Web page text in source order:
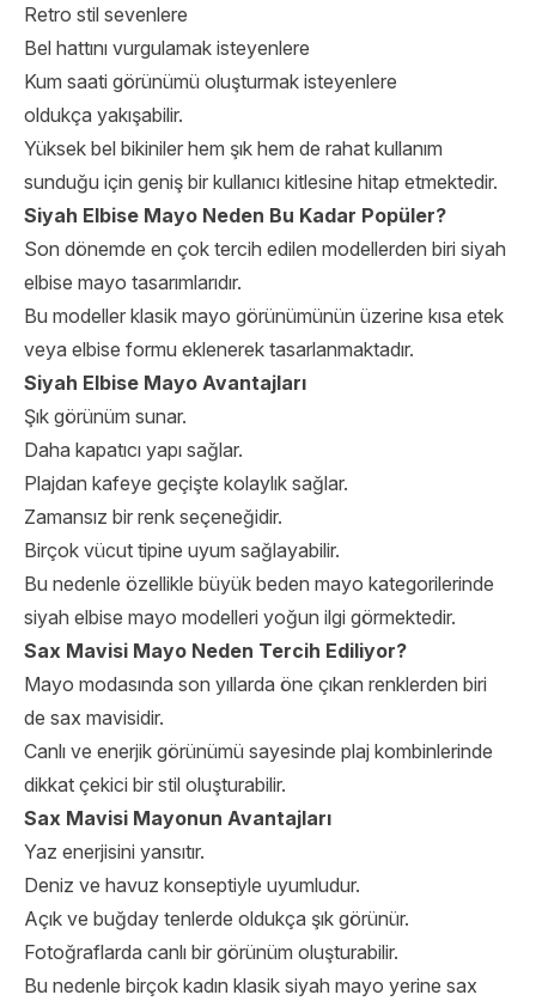
Retro stil sevenlere
Bel hattını vurgulamak isteyenlere
Kum saati görünümü oluşturmak isteyenlere
oldukça yakışabilir.
Yüksek bel bikiniler hem şık hem de rahat kullanım
sunduğu için geniş bir kullanıcı kitlesine hitap etmektedir.
Siyah Elbise Mayo Neden Bu Kadar Popüler?
Son dönemde en çok tercih edilen modellerden biri siyah
elbise mayo tasarımlarıdır.
Bu modeller klasik mayo görünümünün üzerine kısa etek
veya elbise formu eklenerek tasarlanmaktadır.
Siyah Elbise Mayo Avantajları
Şık görünüm sunar.
Daha kapatıcı yapı sağlar.
Plajdan kafeye geçişte kolaylık sağlar.
Zamansız bir renk seçeneğidir.
Birçok vücut tipine uyum sağlayabilir.
Bu nedenle özellikle büyük beden mayo kategorilerinde
siyah elbise mayo modelleri yoğun ilgi görmektedir.
Sax Mavisi Mayo Neden Tercih Ediliyor?
Mayo modasında son yıllarda öne çıkan renklerden biri
de sax mavisidir.
Canlı ve enerjik görünümü sayesinde plaj kombinlerinde
dikkat çekici bir stil oluşturabilir.
Sax Mavisi Mayonun Avantajları
Yaz enerjisini yansıtır.
Deniz ve havuz konseptiyle uyumludur.
Açık ve buğday tenlerde oldukça şık görünür.
Fotoğraflarda canlı bir görünüm oluşturabilir.
Bu nedenle birçok kadın klasik siyah mayo yerine sax